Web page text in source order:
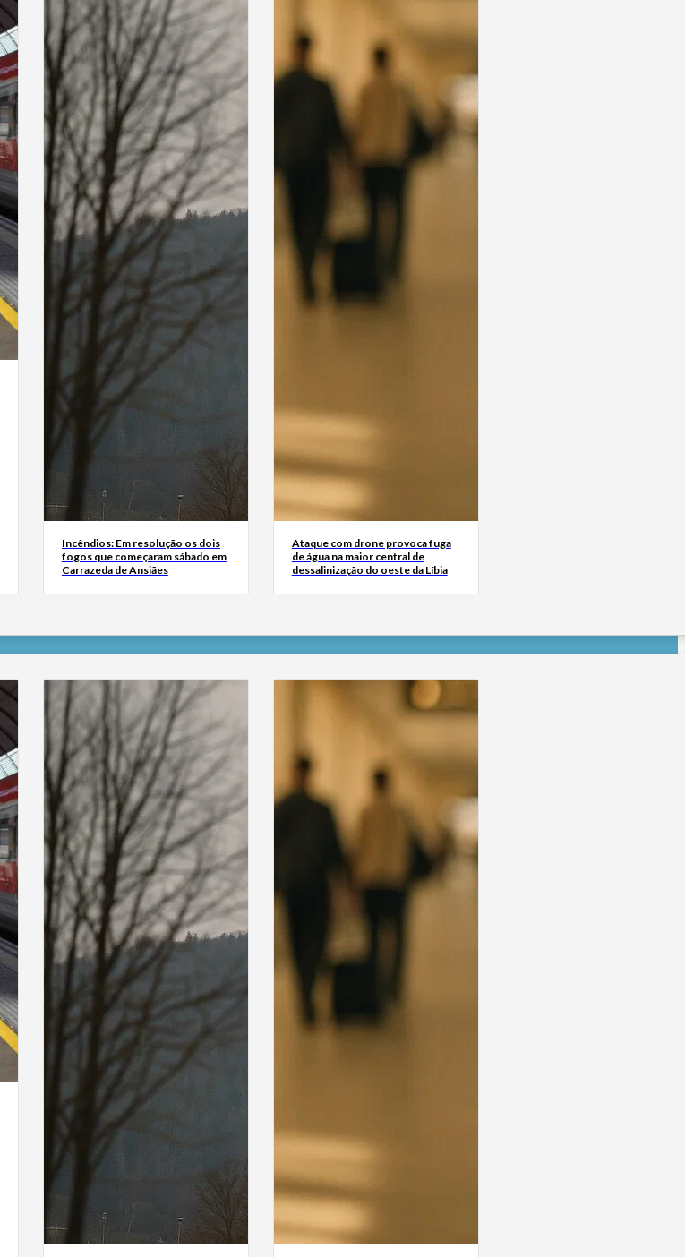
Incêndios: Em resolução os dois
fogos que começaram sábado em
Carrazeda de Ansiães
Ataque com drone provoca fuga
de água na maior central de
dessalinização do oeste da Líbia